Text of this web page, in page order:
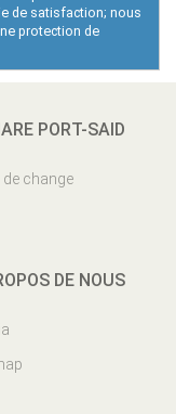
de satisfaction; nous
protection de
PORT-SAID
de change
DE NOUS